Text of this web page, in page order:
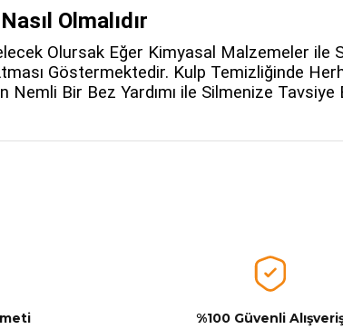
Olmalıdır
Olursak Eğer Kimyasal Malzemeler
Göstermektedir. Kulp Temizliğinde
Nemli Bir Bez Yardımı ile Silmenize
bilgiler bulunuyor.
%100 Güvenli